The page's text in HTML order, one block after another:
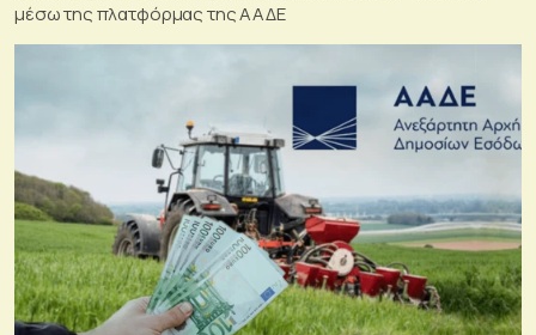
μέσω της πλατφόρμας της ΑΑΔΕ